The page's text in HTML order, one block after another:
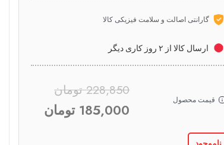
گارانتی اصالت و سلامت فیزیکی کالا
ارسال کالا از ۲ روز کاری دیگر
قیمت محصول
228,850 تومان
185,000 تومان